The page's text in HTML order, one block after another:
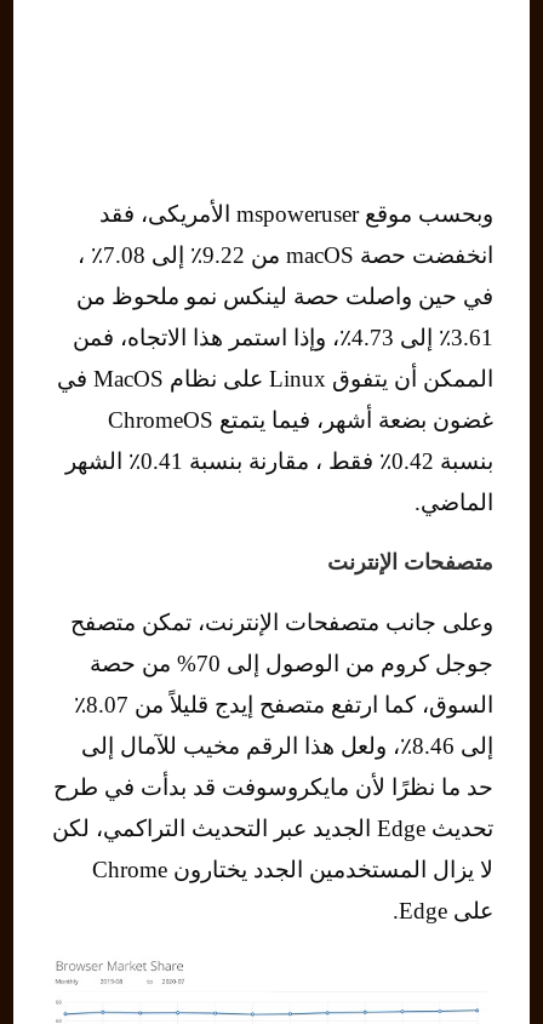
وبحسب موقع mspoweruser الأمريكى، فقد
انخفضت حصة macOS من 9.22٪ إلى 7.08٪ ،
في حين واصلت حصة لينكس نمو ملحوظ من
3.61٪ إلى 4.73٪، وإذا استمر هذا الاتجاه، فمن
الممكن أن يتفوق Linux على نظام MacOS في
غضون بضعة أشهر، فيما يتمتع ChromeOS
بنسبة 0.42٪ فقط ، مقارنة بنسبة 0.41٪ الشهر
الماضي.
متصفحات الإنترنت
وعلى جانب متصفحات الإنترنت، تمكن متصفح
جوجل كروم من الوصول إلى 70% من حصة
السوق، كما ارتفع متصفح إيدج قليلاً من 8.07٪
إلى 8.46٪، ولعل هذا الرقم مخيب للآمال إلى
حد ما نظرًا لأن مايكروسوفت قد بدأت في طرح
تحديث Edge الجديد عبر التحديث التراكمي، لكن
لا يزال المستخدمين الجدد يختارون Chrome
على Edge.